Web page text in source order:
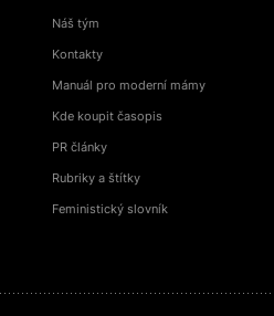
Náš tým
Kontakty
Manuál pro moderní mámy
Kde koupit časopis
PR články
Rubriky a štítky
Feministický slovník